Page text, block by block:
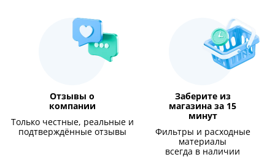
Отзывы о
компании
Только честные, реальные и
подтверждённые отзывы
Заберите из
магазина за 15
минут
Фильтры и расходные
материалы
всегда в наличии